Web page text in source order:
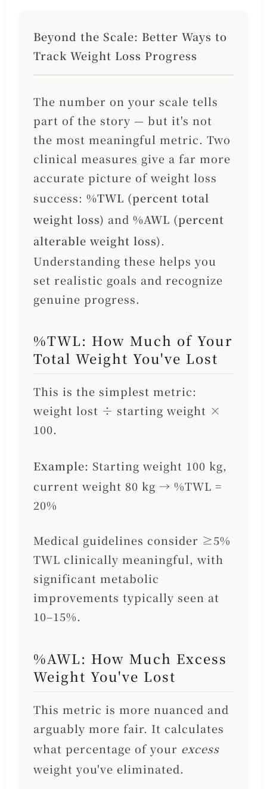
Beyond the Scale: Better Ways to
Track Weight Loss Progress
The number on your scale tells
part of the story — but it's not
the most meaningful metric. Two
clinical measures give a far more
accurate picture of weight loss
success: %TWL (percent total
weight loss) and %AWL (percent
alterable weight loss).
Understanding these helps you
set realistic goals and recognize
genuine progress.
%TWL: How Much of Your
Total Weight You've Lost
This is the simplest metric:
weight lost ÷ starting weight ×
100.
Example: Starting weight 100 kg,
current weight 80 kg → %TWL =
20%
Medical guidelines consider ≥5%
TWL clinically meaningful, with
significant metabolic
improvements typically seen at
10–15%.
%AWL: How Much Excess
Weight You've Lost
This metric is more nuanced and
arguably more fair. It calculates
what percentage of your excess
weight you've eliminated.